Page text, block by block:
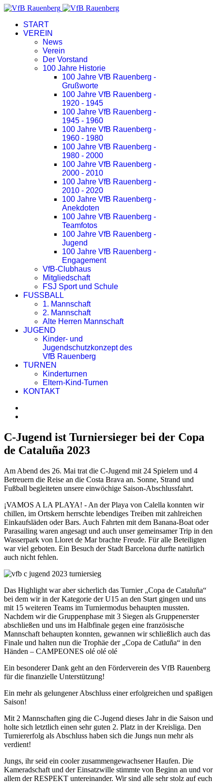
START
VEREIN
News
Verein
Der Vorstand
100 Jahre Historie
100 Jahre VfB Rauenberg -
Grußworte
100 Jahre VfB Rauenberg -
1920 - 1945
100 Jahre VfB Rauenberg -
1945 - 1960
100 Jahre VfB Rauenberg -
1960 - 1980
100 Jahre VfB Rauenberg -
1980 - 2000
100 Jahre VfB Rauenberg -
2000 - 2010
100 Jahre VfB Rauenberg -
2010 - 2020
100 Jahre VfB Rauenberg -
Anekdoten
100 Jahre VfB Rauenberg -
Teamfotos
100 Jahre VfB Rauenberg -
Jugend
100 Jahre VfB Rauenberg -
Engagement
VfB-Clubhaus
Mitgliedschaft
FSJ Sport und Schule
FUSSBALL
1. Mannschaft
2. Mannschaft
Alte Herren Mannschaft
JUGEND
Kinder- und
Jugendschutzkonzept des
VfB Rauenberg
TURNEN
Kinderturnen
Eltern-Kind-Turnen
KONTAKT
C-Jugend ist Turniersieger bei der Copa
de Cataluña 2023
Am Abend des 26. Mai trat die C-Jugend mit 24 Spielern und 4
Betreuern die Reise an die Costa Brava an. Sonne, Strand und
Fußball begleiteten unsere einwöchige Saison-Abschlussfahrt.
¡VAMOS A LA PLAYA! - An der Playa von Calella konnten wir
chillen, im Ortskern herrschte lebendiges Treiben mit zahlreichen
Einkaufsläden oder Bars. Auch Fahrten mit dem Banana-Boat oder
Parasailing waren angesagt und auch unser gemeinsamer Trip in den
Wasserpark von Lloret de Mar brachte Freude. Für alle Beteiligten
war viel geboten. Ein Besuch der Stadt Barcelona durfte natürlich
auch nicht fehlen.
Das Highlight war aber sicherlich das Turnier „Copa de Cataluña“
bei dem wir in der Kategorie der U15 an den Start gingen und uns
mit 15 weiteren Teams im Turniermodus behaupten mussten.
Nachdem wir die Gruppenphase mit 3 Siegen als Gruppenerster
abschließen und uns im Halbfinale gegen eine französische
Mannschaft behaupten konnten, gewannen wir schließlich auch das
Finale und halten nun die Trophäe der „Copa de Catluña“ in den
Händen – CAMPEONES olé olé olé
Ein besonderer Dank geht an den Förderverein des VfB Rauenberg
für die finanzielle Unterstützung!
Ein mehr als gelungener Abschluss einer erfolgreichen und spaßigen
Saison!
Mit 2 Mannschaften ging die C-Jugend dieses Jahr in die Saison und
holte sich letztlich einen sehr guten 2. Platz in der Kreisliga. Den
Turniererfolg als Abschluss haben sich die Jungs nun mehr als
verdient!
Jungs, ihr seid ein cooler zusammengewachsener Haufen. Die
Kameradschaft und der Einsatzwille stimmte von Beginn an und vor
allem der RESPEKT untereinander. Wir sind alle sehr stolz auf euch